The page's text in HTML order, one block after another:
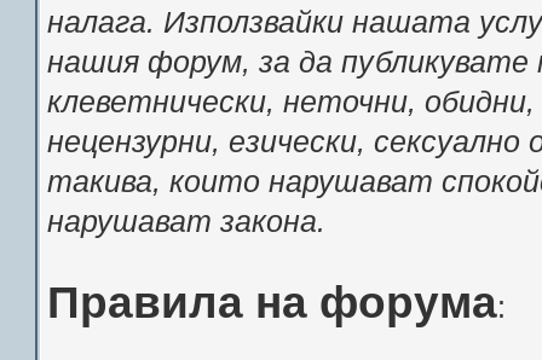
налага. Използвайки нашата
нашия форум, за да
клеветнически, неточни,
нецензурни, езически,
такива, които нарушават
нарушават закона.
Правила на форума: